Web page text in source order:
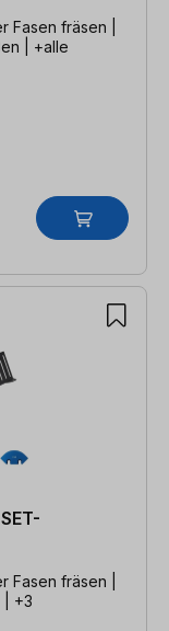
Fasen fräsen |
| +alle
Fasen fräsen |
| +3